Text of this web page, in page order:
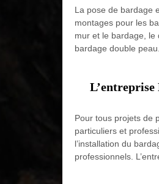
La pose de bardage
montages pour les
mur et le bardage, le
bardage double
L’entreprise
Pour tous projets de
particuliers et
l’installation du
professionnels.